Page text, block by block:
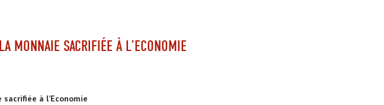
MONNAIE SACRIFIÉE À L’ECONOMIE
sacrifiée à l’Economie